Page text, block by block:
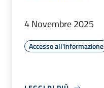
4 Novembre 2025
Accesso all'informazione